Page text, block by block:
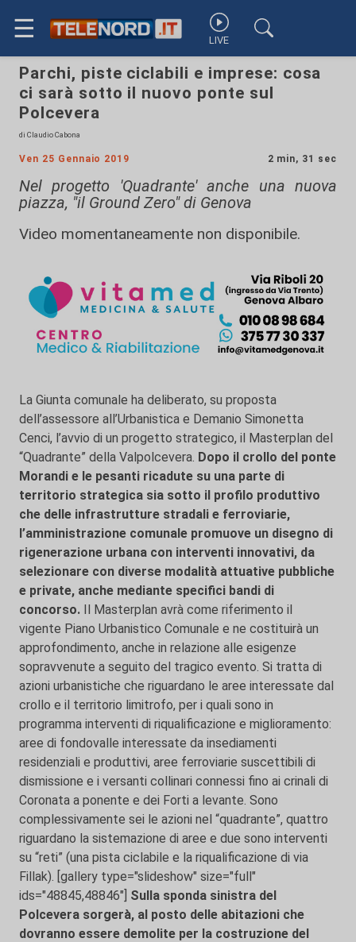
☰ LIVE
Parchi, piste ciclabili e imprese: cosa
ci sarà sotto il nuovo ponte sul
Polcevera
di Claudio Cabona
Ven 25 Gennaio 2019 2 min, 31 sec
Nel progetto 'Quadrante' anche una nuova
piazza, "il Ground Zero" di Genova
Video momentaneamente non disponibile.
La Giunta comunale ha deliberato, su proposta
dell’assessore all’Urbanistica e Demanio Simonetta
Cenci, l’avvio di un progetto strategico, il Masterplan del
“Quadrante” della Valpolcevera. Dopo il crollo del ponte
Morandi e le pesanti ricadute su una parte di
territorio strategica sia sotto il profilo produttivo
che delle infrastrutture stradali e ferroviarie,
l’amministrazione comunale promuove un disegno di
rigenerazione urbana con interventi innovativi, da
selezionare con diverse modalità attuative pubbliche
e private, anche mediante specifici bandi di
concorso. Il Masterplan avrà come riferimento il
vigente Piano Urbanistico Comunale e ne costituirà un
approfondimento, anche in relazione alle esigenze
sopravvenute a seguito del tragico evento. Si tratta di
azioni urbanistiche che riguardano le aree interessate dal
crollo e il territorio limitrofo, per i quali sono in
programma interventi di riqualificazione e miglioramento:
aree di fondovalle interessate da insediamenti
residenziali e produttivi, aree ferroviarie suscettibili di
dismissione e i versanti collinari connessi fino ai crinali di
Coronata a ponente e dei Forti a levante. Sono
complessivamente sei le azioni nel “quadrante”, quattro
riguardano la sistemazione di aree e due sono interventi
su “reti” (una pista ciclabile e la riqualificazione di via
Fillak). [gallery type="slideshow" size="full"
ids="48845,48846"] Sulla sponda sinistra del
Polcevera sorgerà, al posto delle abitazioni che
dovranno essere demolite per la costruzione del